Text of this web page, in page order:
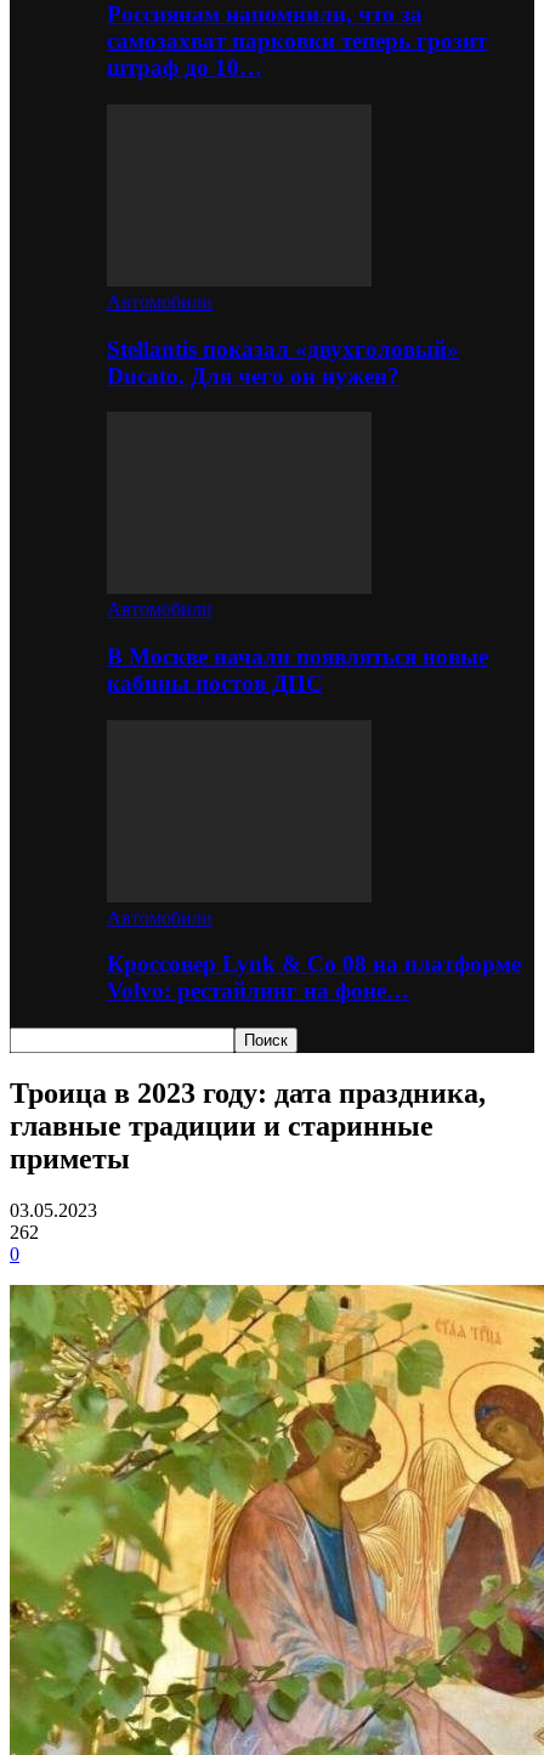
Россиянам напомнили, что за
самозахват парковки теперь грозит
штраф до 10…
Автомобили
Stellantis показал «двухголовый»
Ducato. Для чего он нужен?
Автомобили
В Москве начали появляться новые
кабины постов ДПС
Автомобили
Кроссовер Lynk & Co 08 на платформе
Volvo: рестайлинг на фоне…
Троица в 2023 году: дата праздника,
главные традиции и старинные
приметы
03.05.2023
262
0